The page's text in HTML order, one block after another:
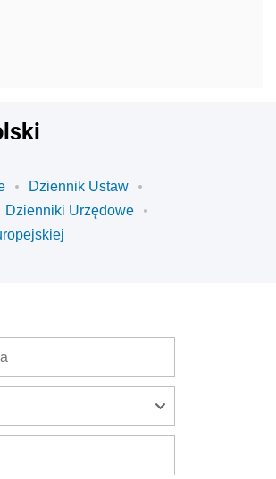
Dziennik Ustaw
Dzienniki Urzędowe